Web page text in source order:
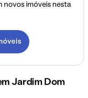
novos imóveis nesta
Jardim Dom